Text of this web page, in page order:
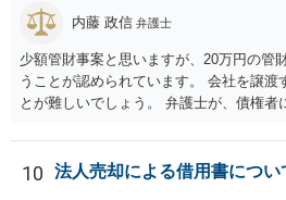
内藤 政信 弁護士
少額管財事案と思いますが、20万円の管
うことが認められています。 会社を譲渡
とが難しいでしょう。 弁護士が、債権者
う。
10 法人売却による借用書につい